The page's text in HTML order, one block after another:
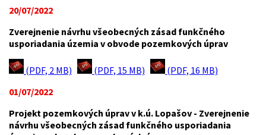
20/07/2022
Zverejnenie návrhu všeobecných zásad funkčného
usporiadania územia v obvode pozemkových úprav
(PDF, 2 MB) (PDF, 15 MB)
(PDF, 16 MB)
01/07/2022
Projekt pozemkových úprav v k.ú. Lopašov - Zverejnenie
návrhu všeobecných zásad funkčného usporiadania